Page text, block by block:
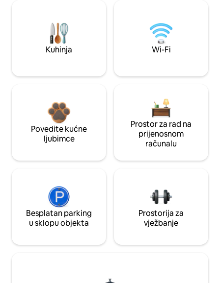
Kuhinja Wi-Fi
Povedite kućne
ljubimce
Prostor za rad na
prijenosnom
računalu
Besplatan parking
u sklopu objekta
Prostorija za
vježbanje